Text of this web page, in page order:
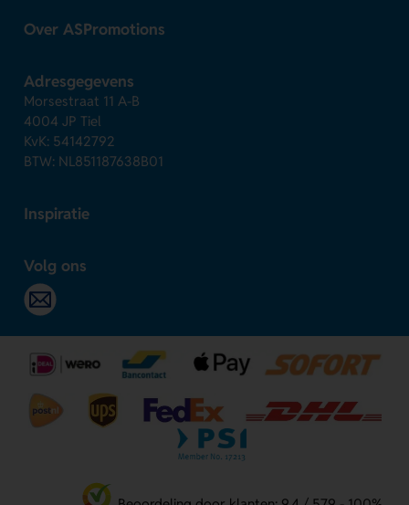
Over ASPromotions
Adresgegevens
Morsestraat 11 A-B
4004 JP Tiel
KvK: 54142792
BTW: NL851187638B01
Inspiratie
Volg ons